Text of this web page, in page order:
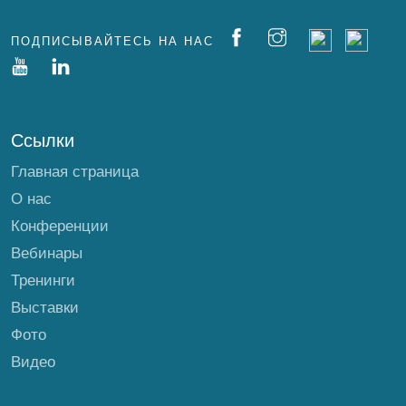
ПОДПИСЫВАЙТЕСЬ НА НАС
Ссылки
Главная страница
О нас
Конференции
Вебинары
Тренинги
Выставки
Фото
Видео